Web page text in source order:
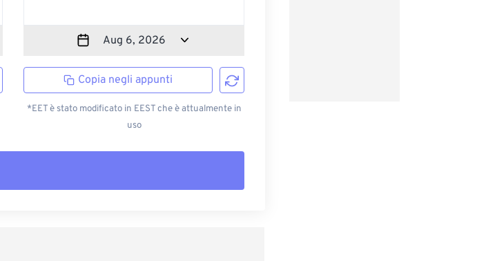
Copia negli appunti
*EET è stato modificato in EEST che è attualmente in
uso